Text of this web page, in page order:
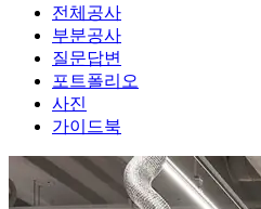
전체공사
부분공사
질문답변
포트폴리오
사진
가이드북